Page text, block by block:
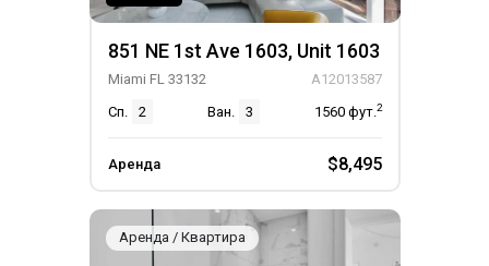
851 NE 1st Ave 1603, Unit 1603
Miami FL 33132
A12013587
Сп.
2 Ван. 3 1560 фут.2
Аренда $8,495
Аренда / Квартира